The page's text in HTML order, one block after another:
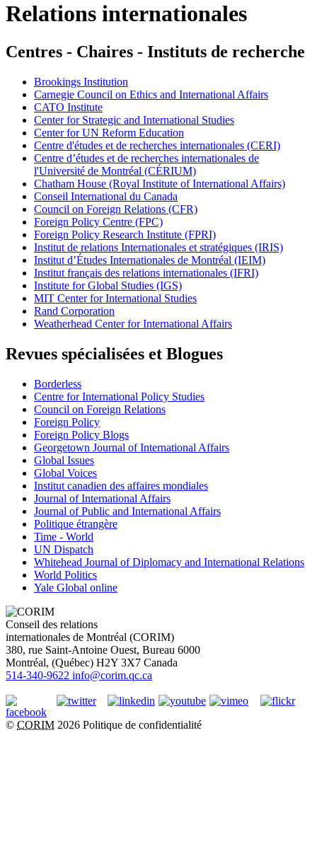
Relations internationales
Centres - Chaires - Instituts de recherche
Brookings Institution
Carnegie Council on Ethics and International Affairs
CATO Institute
Center for Strategic and International Studies
Center for UN Reform Education
Centre d'études et de recherches internationales (CERI)
Centre d’études et de recherches internationales de
l'Université de Montréal (CÉRIUM)
Chatham House (Royal Institute of International Affairs)
Conseil International du Canada
Council on Foreign Relations (CFR)
Foreign Policy Centre (FPC)
Foreign Policy Research Institute (FPRI)
Institut de relations Internationales et stratégiques (IRIS)
Institut d’Études Internationales de Montréal (IEIM)
Institut français des relations internationales (IFRI)
Institute for Global Studies (IGS)
MIT Center for International Studies
Rand Corporation
Weatherhead Center for International Affairs
Revues spécialisées et Blogues
Borderless
Centre for International Policy Studies
Council on Foreign Relations
Foreign Policy
Foreign Policy Blogs
Georgetown Journal of International Affairs
Global Issues
Global Voices
Institut canadien des affaires mondiales
Journal of International Affairs
Journal of Public and International Affairs
Politique étrangère
Time - World
UN Dispatch
Whitehead Journal of Diplomacy and International Relations
World Politics
Yale Global online
Conseil des relations
internationales de Montréal (CORIM)
380, rue Saint-Antoine Ouest, Bureau 6000
Montréal, (Québec) H2Y 3X7 Canada
514-340-9622 info@corim.qc.ca
© CORIM 2026 Politique de confidentialité